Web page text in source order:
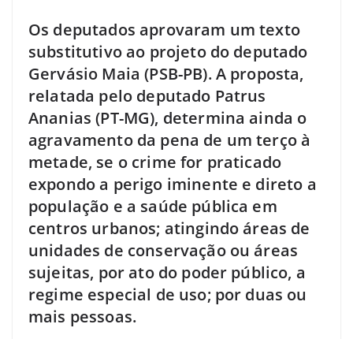
Os deputados aprovaram um texto
substitutivo ao projeto do deputado
Gervásio Maia (PSB-PB). A proposta,
relatada pelo deputado Patrus
Ananias (PT-MG), determina ainda o
agravamento da pena de um terço à
metade, se o crime for praticado
expondo a perigo iminente e direto a
população e a saúde pública em
centros urbanos; atingindo áreas de
unidades de conservação ou áreas
sujeitas, por ato do poder público, a
regime especial de uso; por duas ou
mais pessoas.